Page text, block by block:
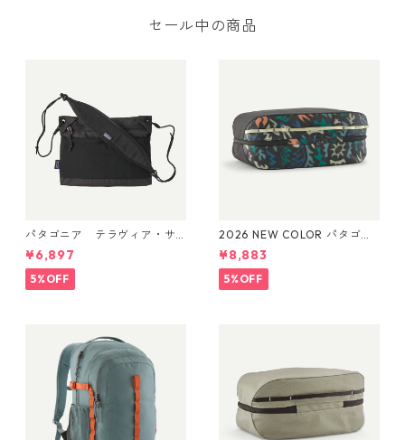
セール中の商品
パタゴニア テラヴィア・サ
コッシュ 3L (カラー Black)
Patagonia Terravia Sacoche
Bag 3L 日本正規品 製品番号
48835
¥6,897
5%OFF
2026 NEW COLOR パタゴニ
ア ブラックホール・キュー
ブ 14L (カラー Kaleido: Blac
k) Patagonia Black Hole® Cu
be 14L 日本正規品 製品番号
¥8,883
5%OFF